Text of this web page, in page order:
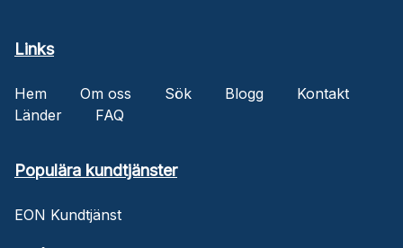
Links
Hem Om oss Sök Blogg
Kontakt
Länder
FAQ
Populära kundtjänster
EON Kundtjänst